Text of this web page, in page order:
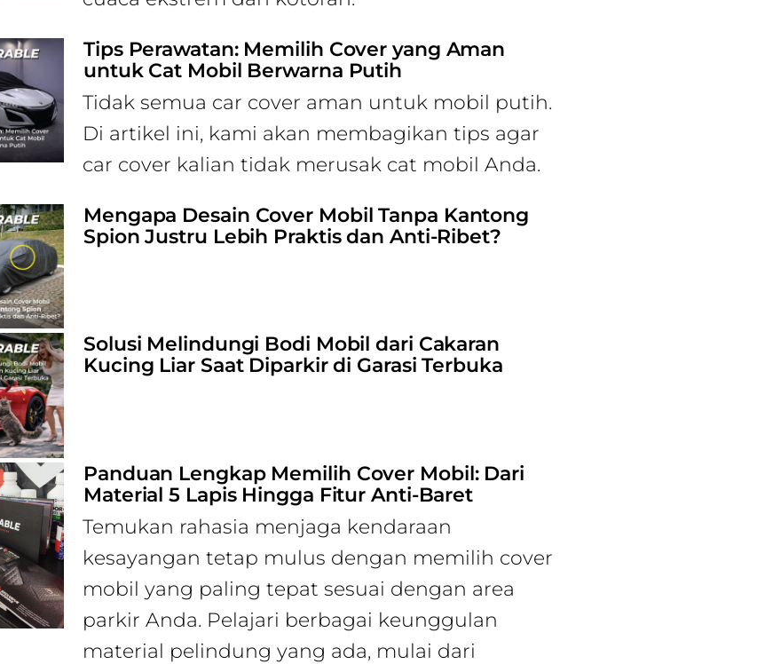
Tips Perawatan: Memilih Cover yang Aman
untuk Cat Mobil Berwarna Putih
Tidak semua car cover aman untuk mobil putih.
Di artikel ini, kami akan membagikan tips agar
car cover kalian tidak merusak cat mobil Anda.
Mengapa Desain Cover Mobil Tanpa Kantong
Spion Justru Lebih Praktis dan Anti-Ribet?
Solusi Melindungi Bodi Mobil dari Cakaran
Kucing Liar Saat Diparkir di Garasi Terbuka
Panduan Lengkap Memilih Cover Mobil: Dari
Material 5 Lapis Hingga Fitur Anti-Baret
Temukan rahasia menjaga kendaraan
kesayangan tetap mulus dengan memilih cover
mobil yang paling tepat sesuai dengan area
parkir Anda. Pelajari berbagai keunggulan
material pelindung yang ada, mulai dari